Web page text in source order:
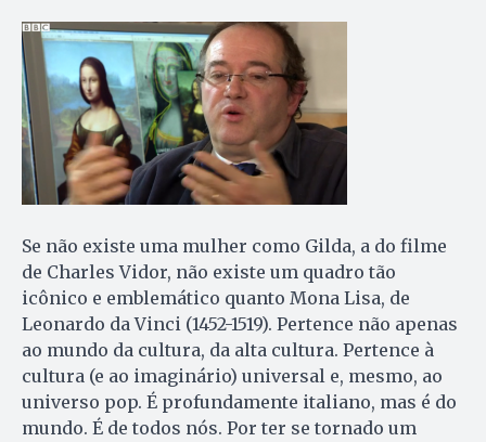
Se não existe uma mulher como Gilda, a do filme
de Charles Vidor, não existe um quadro tão
icônico e emblemático quanto Mona Lisa, de
Leonardo da Vinci (1452-1519). Pertence não apenas
ao mundo da cultura, da alta cultura. Pertence à
cultura (e ao imaginário) universal e, mesmo, ao
universo pop. É profundamente italiano, mas é do
mundo. É de todos nós. Por ter se tornado um